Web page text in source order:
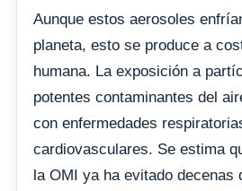
Aunque estos aerosoles
planeta, esto se produce a
humana. La exposición a
potentes contaminantes del
con enfermedades
cardiovasculares. Se estima
la OMI ya ha evitado decenas